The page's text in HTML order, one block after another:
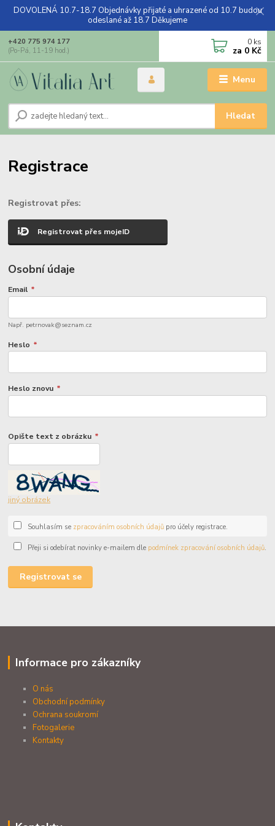
DOVOLENÁ 10.7-18.7 Objednávky přijaté a uhrazené od 10.7 budou
odeslané až 18.7 Děkujeme
Menu
Hledat
+420 775 974 177
(Po-Pá, 11-19 hod.)
0 ks
za 0 Kč
Registrace
Registrovat přes:
Registrovat přes mojeID
Osobní údaje
Email *
Např. petrnovak@seznam.cz
Heslo *
Heslo znovu *
Opište text z obrázku *
jiný obrázek
Souhlasím se zpracováním osobních údajůpro účely registrace.
Přeji si odebírat novinky e-mailem dle podmínek zpracování osobních údajů.
Registrovat se
Informace pro zákazníky
O nás
Obchodní podmínky
Ochrana soukromí
Fotogalerie
Kontakty